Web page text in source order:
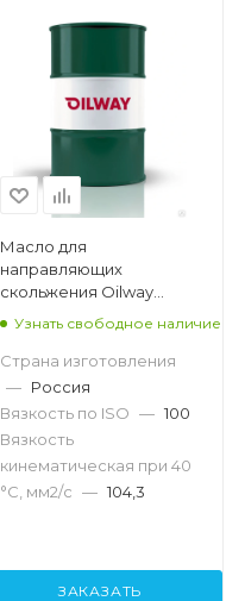
Масло для
направляющих
скольжения Oilway
Sintez MNS 100, 216,5л
Узнать свободное наличие
Страна изготовления
— Россия
Вязкость по ISO — 100
Вязкость
кинематическая при 40
°С, мм2/с — 104,3
ЗАКАЗАТЬ